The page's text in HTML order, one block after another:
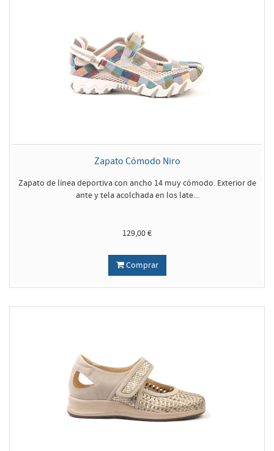
Zapato Cómodo Niro
Zapato de línea deportiva con ancho 14 muy cómodo. Exterior de
ante y tela acolchada en los late...
129,00 €
Comprar